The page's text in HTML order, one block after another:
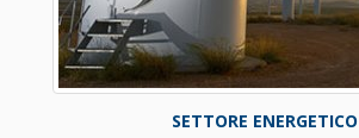
SETTORE ENERGETICO